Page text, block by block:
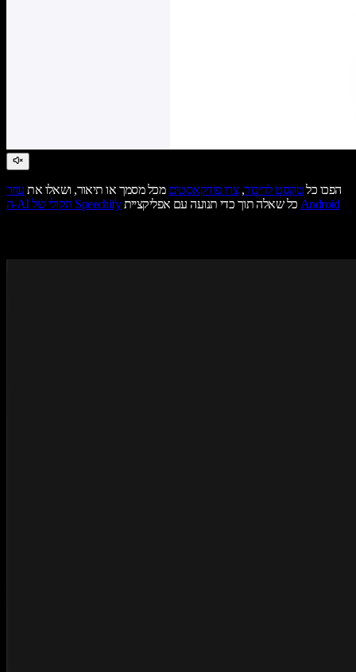
הפכו כלטקסט לדיבור,צרו פודקאסטים מכל מסמך או תיאור, ושאלו את עוזר
ה-AI הקולי של Speechify
כל שאלה תוך כדי תנועה עם אפליקצייתAndroid